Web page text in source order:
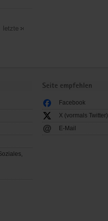
letzte
Seite empfehlen
Facebook
X (vormals Twitter)
E-Mail